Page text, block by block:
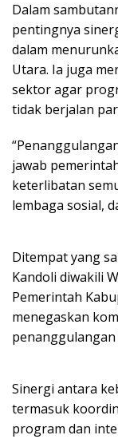
Dalam
pentingnya
dalam
Utara. Ia juga
sektor agar
tidak berjalan
jawab
keterlibatan
lembaga sosial,
Ditempat yang
Kandoli diwakili
Pemerintah
menegaskan
Sinergi antara
termasuk
program dan